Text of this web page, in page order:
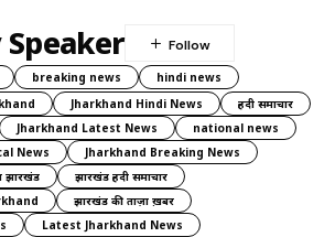
breaking news
hindi news
Jharkhand Hindi News
हिंदी समाचार
Jharkhand Latest News
national news
News
Jharkhand Breaking News
झारखंड
झारखंड हिंदी समाचार
झारखंड की ताज़ा ख़बर
Latest Jharkhand News